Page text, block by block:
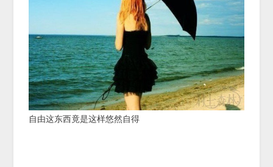
自由这东西竟是这样悠然自得